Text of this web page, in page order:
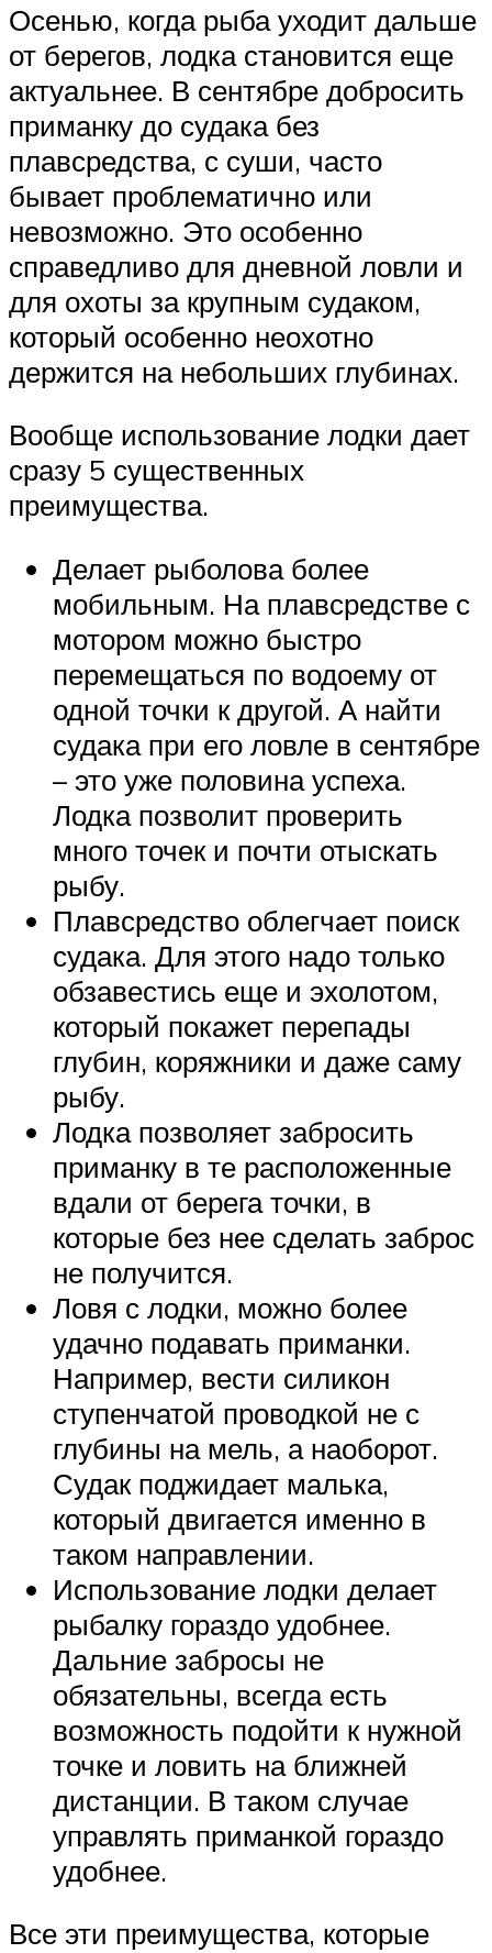
Осенью, когда рыба уходит дальше
от берегов, лодка становится еще
актуальнее. В сентябре добросить
приманку до судака без
плавсредства, с суши, часто
бывает проблематично или
невозможно. Это особенно
справедливо для дневной ловли и
для охоты за крупным судаком,
который особенно неохотно
держится на небольших глубинах.
Вообще использование лодки дает
сразу 5 существенных
преимущества.
Делает рыболова более
мобильным. На плавсредстве с
мотором можно быстро
перемещаться по водоему от
одной точки к другой. А найти
судака при его ловле в сентябре
– это уже половина успеха.
Лодка позволит проверить
много точек и почти отыскать
рыбу.
Плавсредство облегчает поиск
судака. Для этого надо только
обзавестись еще и эхолотом,
который покажет перепады
глубин, коряжники и даже саму
рыбу.
Лодка позволяет забросить
приманку в те расположенные
вдали от берега точки, в
которые без нее сделать заброс
не получится.
Ловя с лодки, можно более
удачно подавать приманки.
Например, вести силикон
ступенчатой проводкой не с
глубины на мель, а наоборот.
Судак поджидает малька,
который двигается именно в
таком направлении.
Использование лодки делает
рыбалку гораздо удобнее.
Дальние забросы не
обязательны, всегда есть
возможность подойти к нужной
точке и ловить на ближней
дистанции. В таком случае
управлять приманкой гораздо
удобнее.
Все эти преимущества, которые